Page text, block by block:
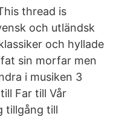
thread is
och utländsk
och hyllade
sin morfar men
i musiken 3
Far till Vår
tillgång till